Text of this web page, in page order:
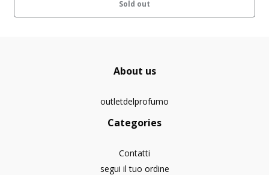
Sold out
About us
outletdelprofumo
Categories
Contatti
segui il tuo ordine